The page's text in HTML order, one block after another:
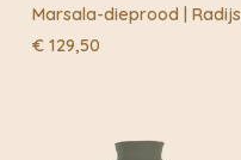
Marsala-dieprood | Radijs
€ 129,50